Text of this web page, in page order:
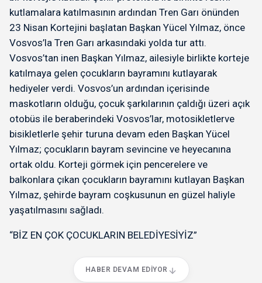
kutlamalara katılmasının ardından Tren Garı önünden
23 Nisan Kortejini başlatan Başkan Yücel Yılmaz, önce
Vosvos’la Tren Garı arkasındaki yolda tur attı.
Vosvos’tan inen Başkan Yılmaz, ailesiyle birlikte korteje
katılmaya gelen çocukların bayramını kutlayarak
hediyeler verdi. Vosvos’un ardından içerisinde
maskotların olduğu, çocuk şarkılarının çaldığı üzeri açık
otobüs ile beraberindeki Vosvos’lar, motosikletlerve
bisikletlerle şehir turuna devam eden Başkan Yücel
Yılmaz; çocukların bayram sevincine ve heyecanına
ortak oldu. Korteji görmek için pencerelere ve
balkonlara çıkan çocukların bayramını kutlayan Başkan
Yılmaz, şehirde bayram coşkusunun en güzel haliyle
yaşatılmasını sağladı.
“BİZ EN ÇOK ÇOCUKLARIN BELEDİYESİYİZ”
HABER DEVAM EDIYOR